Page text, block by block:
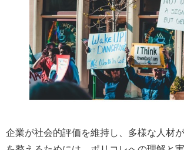
企業が社会的評価を維持し、多様な人材